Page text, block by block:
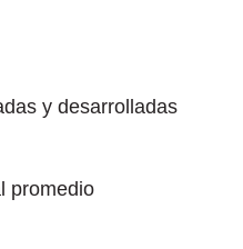
y desarrolladas
promedio